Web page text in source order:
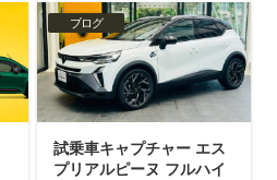
ブログ
試乗車キャプチャー エス
プリアルピーヌ フルハイ